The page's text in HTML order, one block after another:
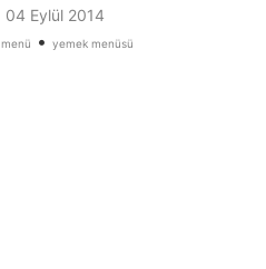
04 Eylül 2014
menü • yemek menüsü